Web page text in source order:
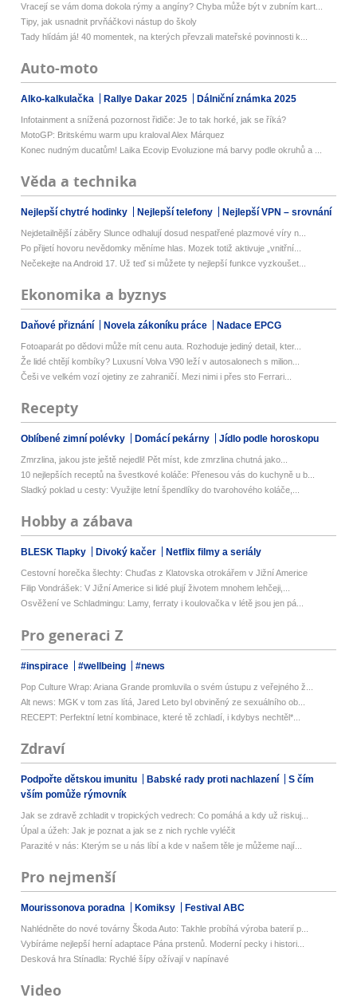
Vracejí se vám doma dokola rýmy a angíny? Chyba může být v zubním kart...
Tipy, jak usnadnit prvňáčkovi nástup do školy
Tady hlídám já! 40 momentek, na kterých převzali mateřské povinnosti k...
Auto-moto
Alko-kalkulačka Rallye Dakar 2025 Dálniční známka 2025
Infotainment a snížená pozornost řidiče: Je to tak horké, jak se říká?
MotoGP: Britskému warm upu kraloval Alex Márquez
Konec nudným ducatům! Laika Ecovip Evoluzione má barvy podle okruhů a ...
Věda a technika
Nejlepší chytré hodinky Nejlepší telefony Nejlepší VPN – srovnání
Nejdetailnější záběry Slunce odhalují dosud nespatřené plazmové víry n...
Po přijetí hovoru nevědomky měníme hlas. Mozek totiž aktivuje „vnitřní...
Nečekejte na Android 17. Už teď si můžete ty nejlepší funkce vyzkoušet...
Ekonomika a byznys
Daňové přiznání Novela zákoníku práce Nadace EPCG
Fotoaparát po dědovi může mít cenu auta. Rozhoduje jediný detail, kter...
Že lidé chtějí kombíky? Luxusní Volva V90 leží v autosalonech s milion...
Češi ve velkém vozí ojetiny ze zahraničí. Mezi nimi i přes sto Ferrari...
Recepty
Oblíbené zimní polévky Domácí pekárny Jídlo podle horoskopu
Zmrzlina, jakou jste ještě nejedli! Pět míst, kde zmrzlina chutná jako...
10 nejlepších receptů na švestkové koláče: Přenesou vás do kuchyně u b...
Sladký poklad u cesty: Využijte letní špendlíky do tvarohového koláče,...
Hobby a zábava
BLESK Tlapky Divoký kačer Netflix filmy a seriály
Cestovní horečka šlechty: Chuďas z Klatovska otrokářem v Jižní Americe
Filip Vondrášek: V Jižní Americe si lidé plují životem mnohem lehčeji,...
Osvěžení ve Schladmingu: Lamy, ferraty i koulovačka v létě jsou jen pá...
Pro generaci Z
#inspirace #wellbeing #news
Pop Culture Wrap: Ariana Grande promluvila o svém ústupu z veřejného ž...
Alt news: MGK v tom zas lítá, Jared Leto byl obviněný ze sexuálního ob...
RECEPT: Perfektní letní kombinace, které tě zchladí, i kdybys nechtěl*...
Zdraví
Podpořte dětskou imunitu Babské rady proti nachlazení
S čím
vším pomůže rýmovník
Jak se zdravě zchladit v tropických vedrech: Co pomáhá a kdy už riskuj...
Úpal a úžeh: Jak je poznat a jak se z nich rychle vyléčit
Parazité v nás: Kterým se u nás líbí a kde v našem těle je můžeme nají...
Pro nejmenší
Mourissonova poradna Komiksy Festival ABC
Nahlédněte do nové továrny Škoda Auto: Takhle probíhá výroba baterií p...
Vybíráme nejlepší herní adaptace Pána prstenů. Moderní pecky i histori...
Desková hra Stínadla: Rychlé šípy ožívají v napínavé
Video